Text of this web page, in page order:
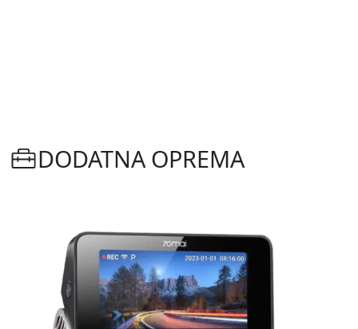
DODATNA OPREMA